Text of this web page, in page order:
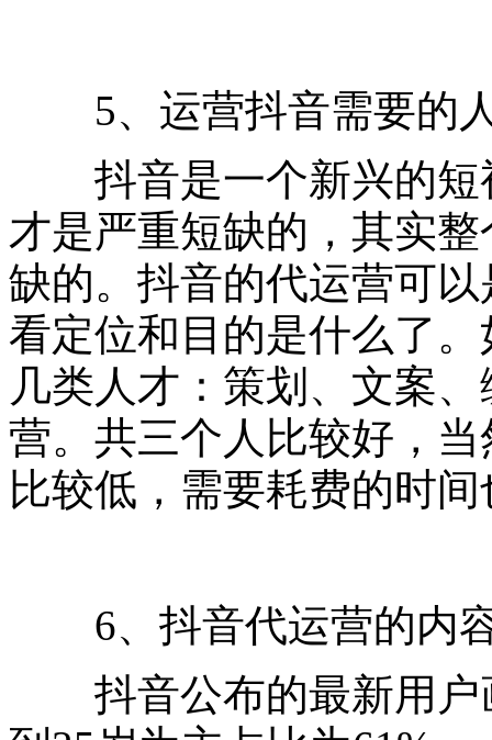
5、运营抖音需要的
抖音是一个新兴的短
才是严重短缺的，其实
缺的。抖音的代运营可
看定位和目的是什么了
几类人才：策划、文案
营。共三个人比较好，
比较低，需要耗费的时
6、抖音代运营的内
抖音公布的最新用户